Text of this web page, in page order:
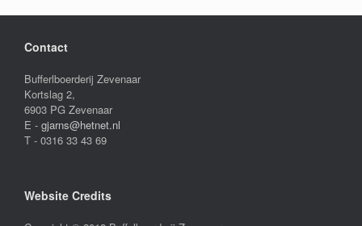
Contact
Bufferlboerderij Zevenaar
Kortslag 2,
6903 PG Zevenaar
E - gjarns@hetnet.nl
T - 0316 33 43 69
Website Credits